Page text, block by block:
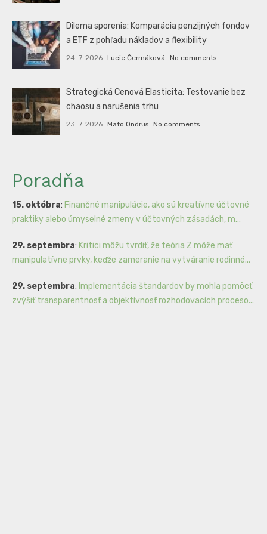
Dilema sporenia: Komparácia penzijných fondov
a ETF z pohľadu nákladov a flexibility
24. 7. 2026 Lucie Čermáková No comments
Strategická Cenová Elasticita: Testovanie bez
chaosu a narušenia trhu
23. 7. 2026 Mato Ondrus No comments
Poradňa
15. októbra: Finančné manipulácie, ako sú kreatívne účtovné
praktiky alebo úmyselné zmeny v účtovných zásadách, m...
29. septembra: Kritici môžu tvrdiť, že teória Z môže mať
manipulatívne prvky, keďže zameranie na vytváranie rodinné...
29. septembra: Implementácia štandardov by mohla pomôcť
zvýšiť transparentnosť a objektívnosť rozhodovacích proceso...